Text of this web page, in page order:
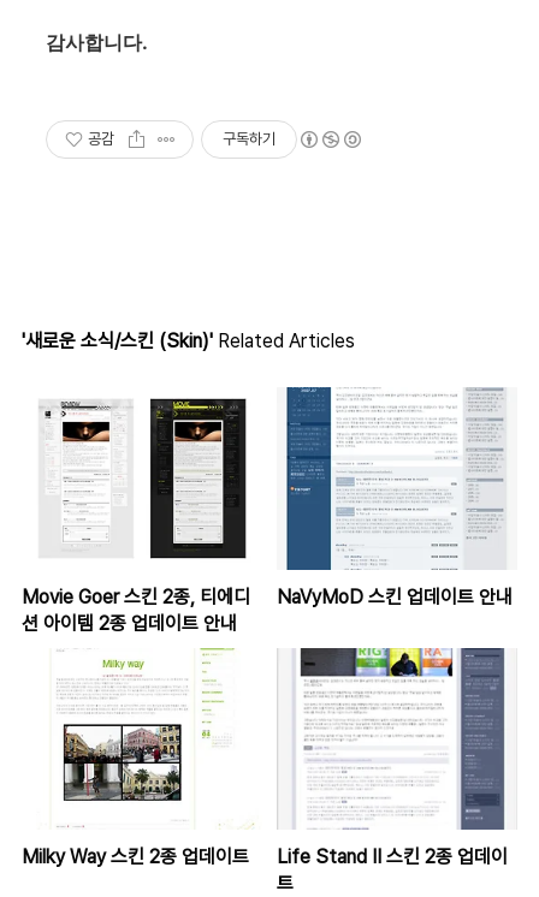
감사합니다.
공감 구독하기
'새로운 소식/스킨 (Skin)' Related Articles
Movie Goer 스킨 2종, 티에디
션 아이템 2종 업데이트 안내
NaVyMoD 스킨 업데이트 안내
Milky Way 스킨 2종 업데이트
Life Stand II 스킨 2종 업데이
트